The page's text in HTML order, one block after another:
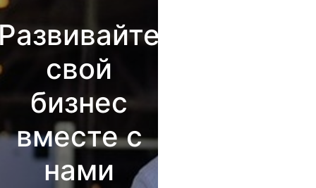
свой
бизнес
вместе с
нами